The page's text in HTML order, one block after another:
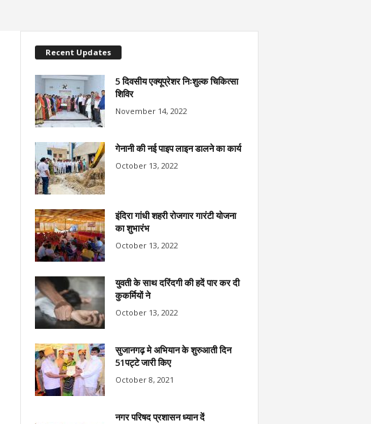
Recent Updates
5 दिवसीय एक्यूप्रेशर निःशुल्क चिकित्सा
शिविर
November 14, 2022
गेनानी की नई पाइप लाइन डालने का कार्य
October 13, 2022
इंदिरा गांधी शहरी रोजगार गारंटी योजना
का शुभारंभ
October 13, 2022
युवती के साथ दरिंदगी की हदें पार कर दी
कुकर्मियों ने
October 13, 2022
सुजानगढ़ मे अभियान के शुरुआती दिन
51पट्टे जारी किए
October 8, 2021
नगर परिषद प्रशासन ध्यान दें